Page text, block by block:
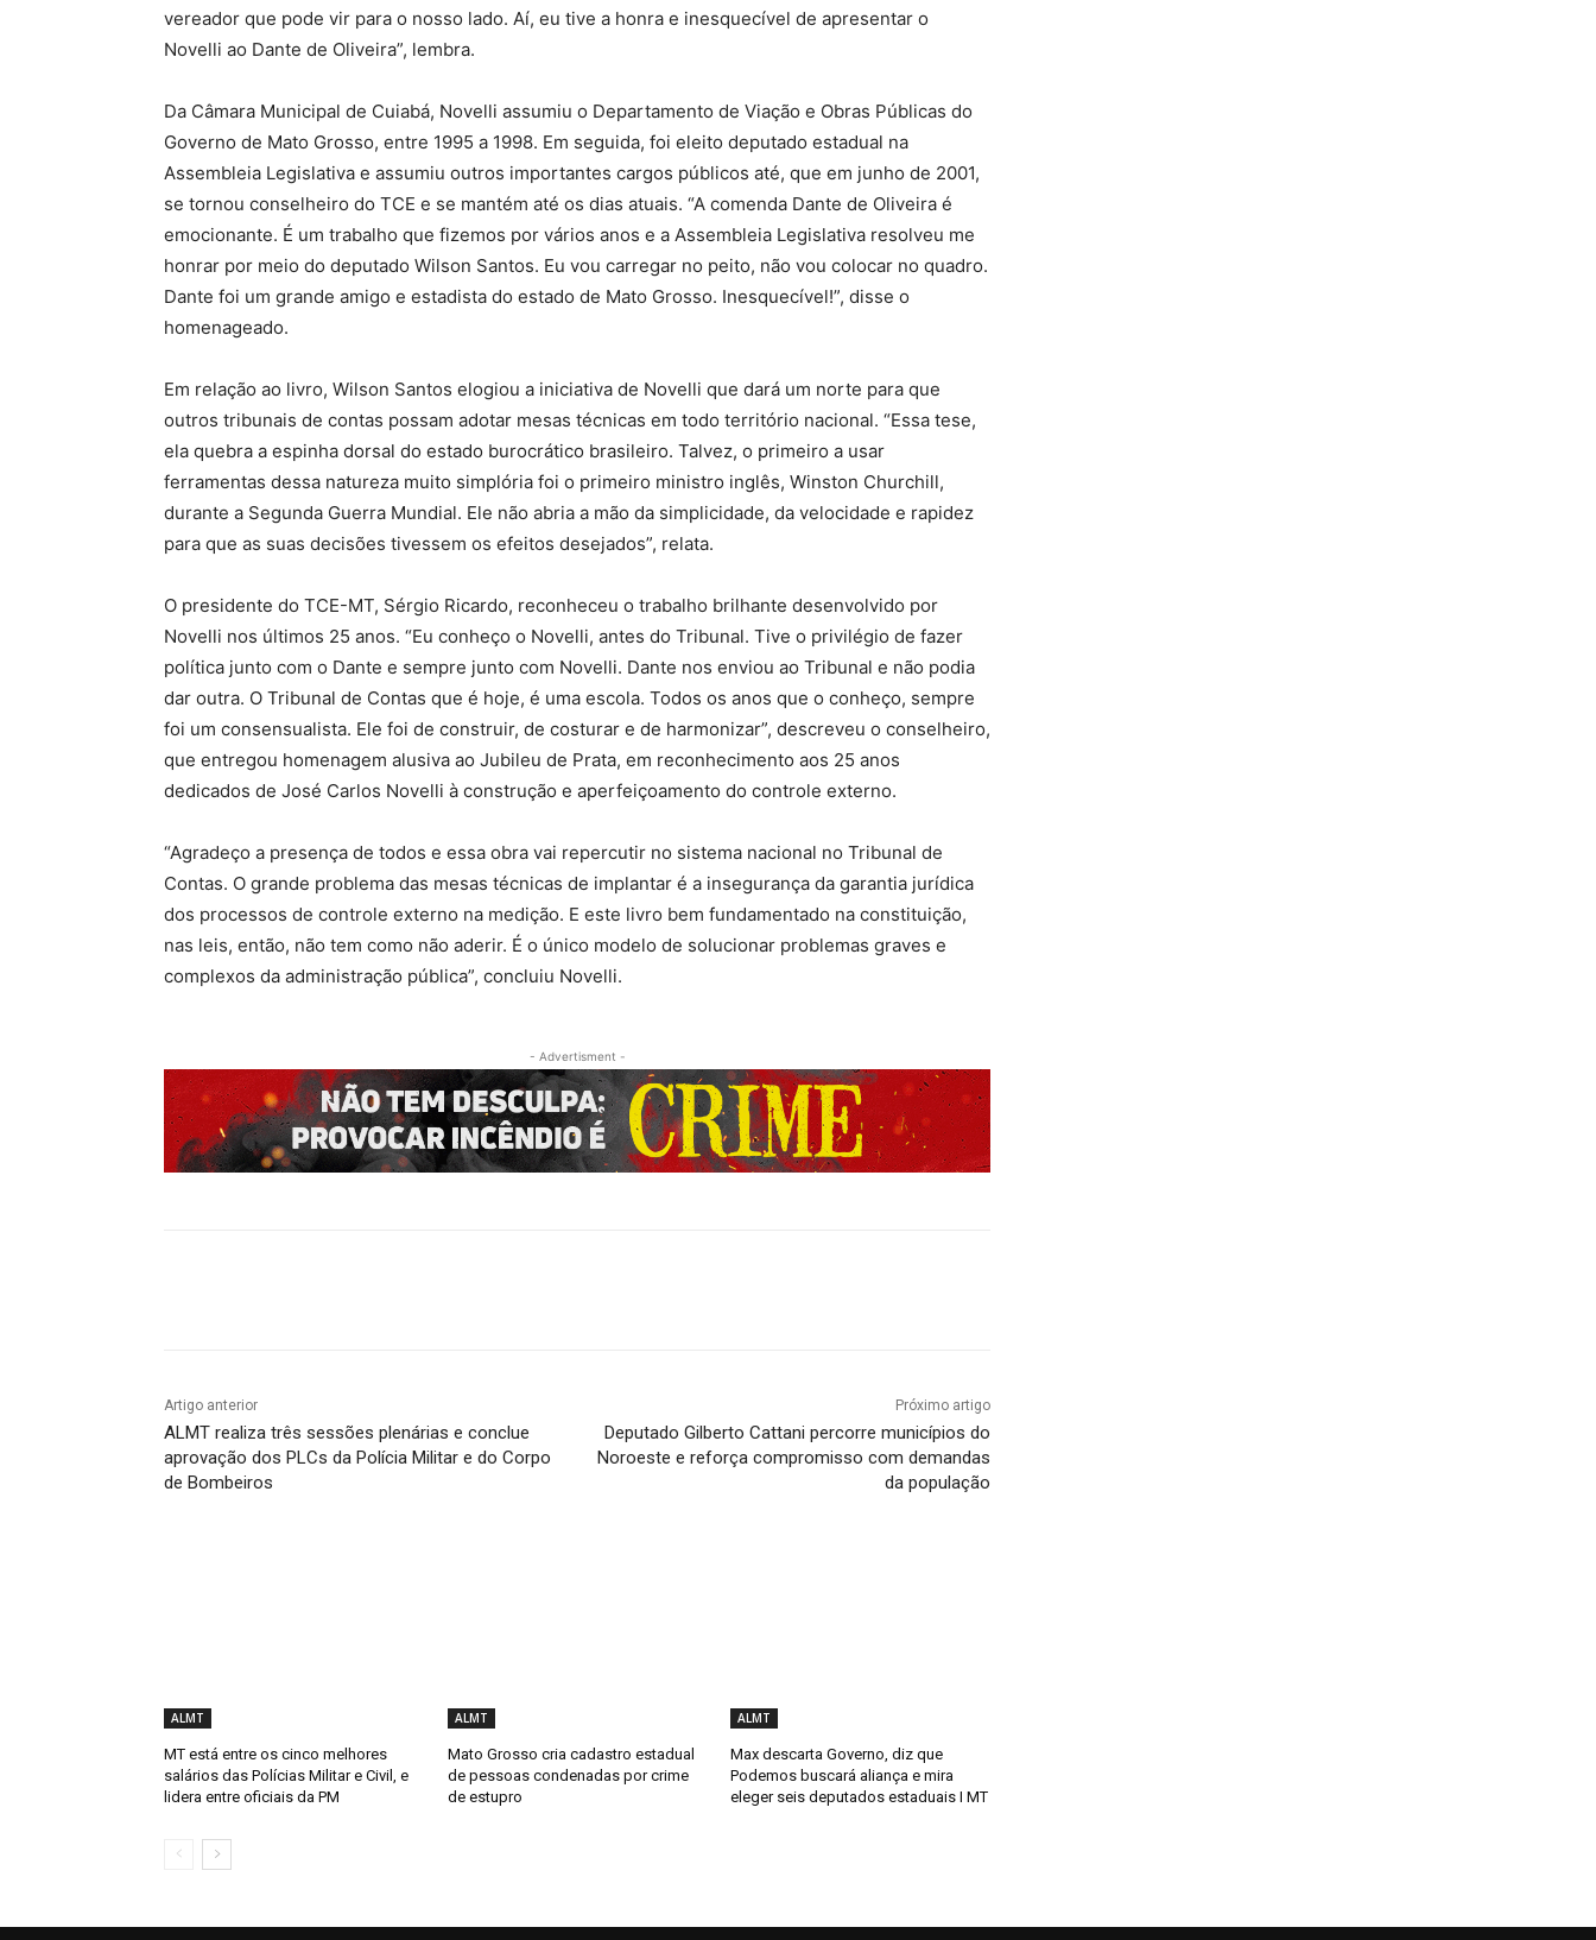
vereador que pode vir para o nosso lado. Aí, eu tive a honra e inesquecível de apresentar o
Novelli ao Dante de Oliveira”, lembra.
Da Câmara Municipal de Cuiabá, Novelli assumiu o Departamento de Viação e Obras Públicas do
Governo de Mato Grosso, entre 1995 a 1998. Em seguida, foi eleito deputado estadual na
Assembleia Legislativa e assumiu outros importantes cargos públicos até, que em junho de 2001,
se tornou conselheiro do TCE e se mantém até os dias atuais. “A comenda Dante de Oliveira é
emocionante. É um trabalho que fizemos por vários anos e a Assembleia Legislativa resolveu me
honrar por meio do deputado Wilson Santos. Eu vou carregar no peito, não vou colocar no quadro.
Dante foi um grande amigo e estadista do estado de Mato Grosso. Inesquecível!”, disse o
homenageado.
Em relação ao livro, Wilson Santos elogiou a iniciativa de Novelli que dará um norte para que
outros tribunais de contas possam adotar mesas técnicas em todo território nacional. “Essa tese,
ela quebra a espinha dorsal do estado burocrático brasileiro. Talvez, o primeiro a usar
ferramentas dessa natureza muito simplória foi o primeiro ministro inglês, Winston Churchill,
durante a Segunda Guerra Mundial. Ele não abria a mão da simplicidade, da velocidade e rapidez
para que as suas decisões tivessem os efeitos desejados”, relata.
O presidente do TCE-MT, Sérgio Ricardo, reconheceu o trabalho brilhante desenvolvido por
Novelli nos últimos 25 anos. “Eu conheço o Novelli, antes do Tribunal. Tive o privilégio de fazer
política junto com o Dante e sempre junto com Novelli. Dante nos enviou ao Tribunal e não podia
dar outra. O Tribunal de Contas que é hoje, é uma escola. Todos os anos que o conheço, sempre
foi um consensualista. Ele foi de construir, de costurar e de harmonizar”, descreveu o conselheiro,
que entregou homenagem alusiva ao Jubileu de Prata, em reconhecimento aos 25 anos
dedicados de José Carlos Novelli à construção e aperfeiçoamento do controle externo.
“Agradeço a presença de todos e essa obra vai repercutir no sistema nacional no Tribunal de
Contas. O grande problema das mesas técnicas de implantar é a insegurança da garantia jurídica
dos processos de controle externo na medição. E este livro bem fundamentado na constituição,
nas leis, então, não tem como não aderir. É o único modelo de solucionar problemas graves e
complexos da administração pública”, concluiu Novelli.
- Advertisment -
Artigo anterior
ALMT realiza três sessões plenárias e conclue
aprovação dos PLCs da Polícia Militar e do Corpo
de Bombeiros
Próximo artigo
Deputado Gilberto Cattani percorre municípios do
Noroeste e reforça compromisso com demandas
da população
ALMT
MT está entre os cinco melhores
salários das Polícias Militar e Civil, e
lidera entre oficiais da PM
ALMT
Mato Grosso cria cadastro estadual
de pessoas condenadas por crime
de estupro
ALMT
Max descarta Governo, diz que
Podemos buscará aliança e mira
eleger seis deputados estaduais I MT